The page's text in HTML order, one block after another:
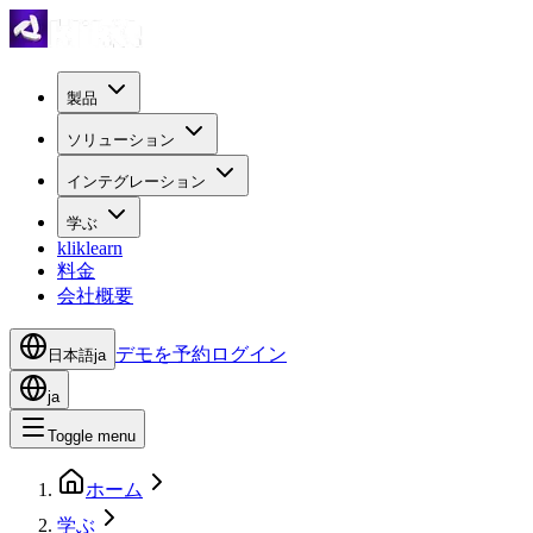
製品
ソリューション
インテグレーション
学ぶ
kliklearn
料金
会社概要
日本語ja デモを予約 ログイン
ja
Toggle menu
ホーム
学ぶ